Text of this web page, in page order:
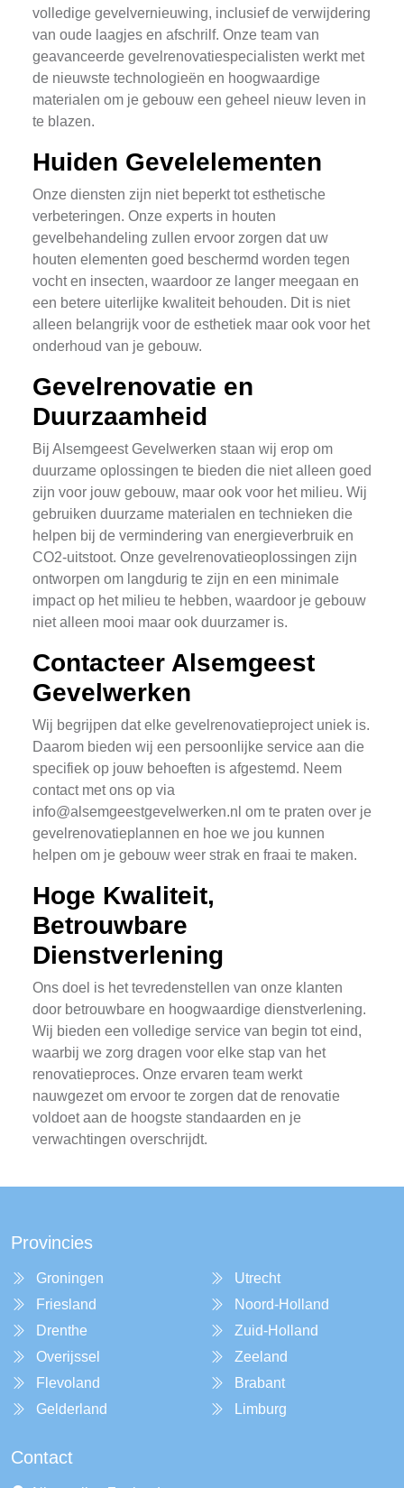
volledige gevelvernieuwing, inclusief de verwijdering
van oude laagjes en afschrilf. Onze team van
geavanceerde gevelrenovatiespecialisten werkt met
de nieuwste technologieën en hoogwaardige
materialen om je gebouw een geheel nieuw leven in
te blazen.
Huiden Gevelelementen
Onze diensten zijn niet beperkt tot esthetische
verbeteringen. Onze experts in houten
gevelbehandeling zullen ervoor zorgen dat uw
houten elementen goed beschermd worden tegen
vocht en insecten, waardoor ze langer meegaan en
een betere uiterlijke kwaliteit behouden. Dit is niet
alleen belangrijk voor de esthetiek maar ook voor het
onderhoud van je gebouw.
Gevelrenovatie en
Duurzaamheid
Bij Alsemgeest Gevelwerken staan wij erop om
duurzame oplossingen te bieden die niet alleen goed
zijn voor jouw gebouw, maar ook voor het milieu. Wij
gebruiken duurzame materialen en technieken die
helpen bij de vermindering van energieverbruik en
CO2-uitstoot. Onze gevelrenovatieoplossingen zijn
ontworpen om langdurig te zijn en een minimale
impact op het milieu te hebben, waardoor je gebouw
niet alleen mooi maar ook duurzamer is.
Contacteer Alsemgeest
Gevelwerken
Wij begrijpen dat elke gevelrenovatieproject uniek is.
Daarom bieden wij een persoonlijke service aan die
specifiek op jouw behoeften is afgestemd. Neem
contact met ons op via
info@alsemgeestgevelwerken.nl om te praten over je
gevelrenovatieplannen en hoe we jou kunnen
helpen om je gebouw weer strak en fraai te maken.
Hoge Kwaliteit,
Betrouwbare
Dienstverlening
Ons doel is het tevredenstellen van onze klanten
door betrouwbare en hoogwaardige dienstverlening.
Wij bieden een volledige service van begin tot eind,
waarbij we zorg dragen voor elke stap van het
renovatieproces. Onze ervaren team werkt
nauwgezet om ervoor te zorgen dat de renovatie
voldoet aan de hoogste standaarden en je
verwachtingen overschrijdt.
Provincies
Groningen
Friesland
Drenthe
Overijssel
Flevoland
Gelderland
Utrecht
Noord-Holland
Zuid-Holland
Zeeland
Brabant
Limburg
Contact